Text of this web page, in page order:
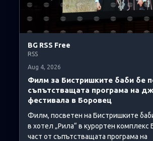
BG RSS Free
RSS
Aug 4, 2026
Филм за Бистришките баби бе
съпътстващата програма на
фестивала в Боровец
Филм, посветен на Бистришките
в хотел „Рила“ в курортен комплекс
част от съпътстващата програма на